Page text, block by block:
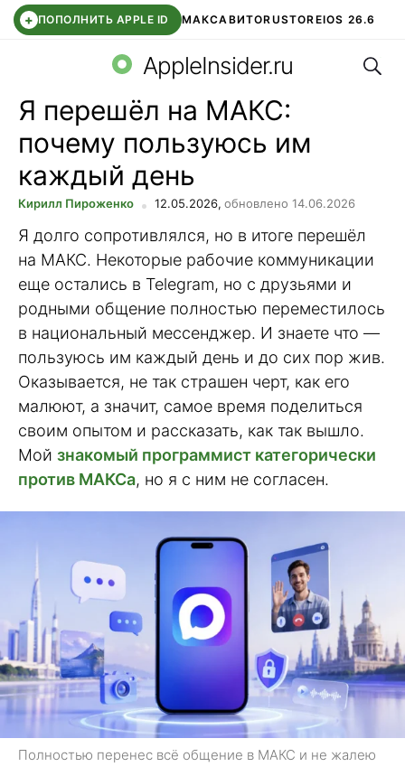
+ ПОПОЛНИТЬ APPLE ID МАКСАВИТОRUSTOREIOS 26.6
СБЕР КИДС ВТБ ОНЛАЙН ЧАТ В ROBLOX
AppleInsider.ru
Я перешёл на МАКС:
почему пользуюсь им
каждый день
Кирилл Пироженко 12.05.2026, обновлено 14.06.2026
Я долго сопротивлялся, но в итоге перешёл
на МАКС. Некоторые рабочие коммуникации
еще остались в Telegram, но с друзьями и
родными общение полностью переместилось
в национальный мессенджер. И знаете что —
пользуюсь им каждый день и до сих пор жив.
Оказывается, не так страшен черт, как его
малюют, а значит, самое время поделиться
своим опытом и рассказать, как так вышло.
Мой знакомый программист категорически
против МАКСа, но я с ним не согласен.
Полностью перенес всё общение в МАКС и не жалею